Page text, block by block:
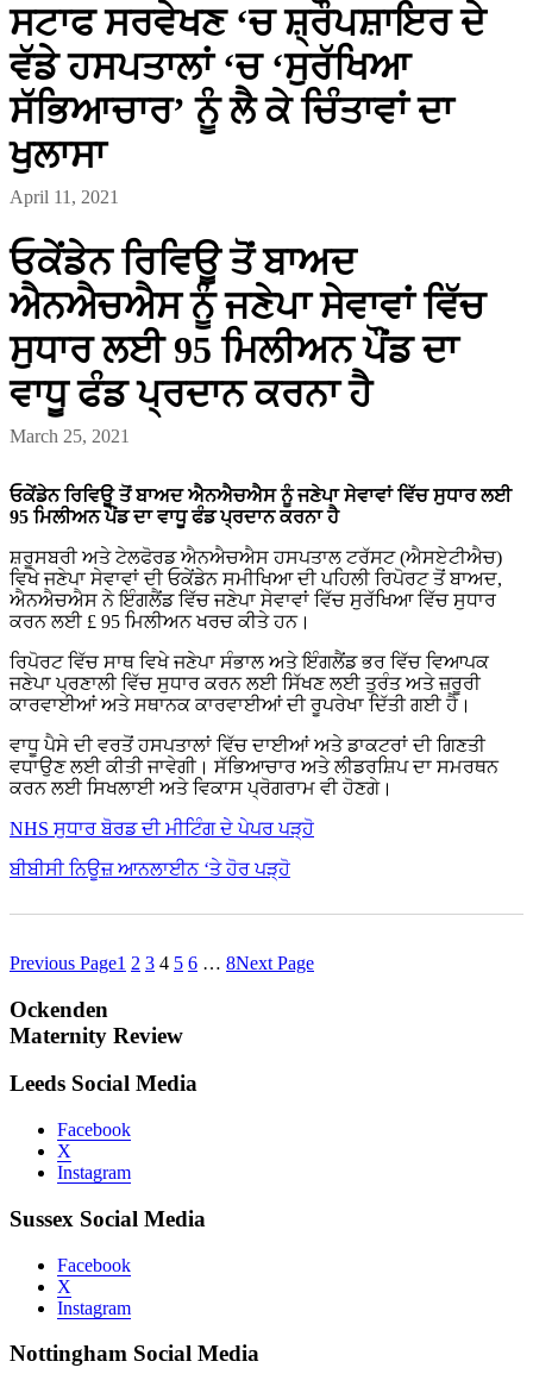
ਸਟਾਫ ਸਰਵੇਖਣ ‘ਚ ਸ਼੍ਰੌਪਸ਼ਾਇਰ ਦੇ
ਵੱਡੇ ਹਸਪਤਾਲਾਂ ‘ਚ ‘ਸੁਰੱਖਿਆ
ਸੱਭਿਆਚਾਰ’ ਨੂੰ ਲੈ ਕੇ ਚਿੰਤਾਵਾਂ ਦਾ
ਖੁਲਾਸਾ
April 11, 2021
ਓਕੇਂਡੇਨ ਰਿਵਿਊ ਤੋਂ ਬਾਅਦ
ਐਨਐਚਐਸ ਨੂੰ ਜਣੇਪਾ ਸੇਵਾਵਾਂ ਵਿੱਚ
ਸੁਧਾਰ ਲਈ 95 ਮਿਲੀਅਨ ਪੌਂਡ ਦਾ
ਵਾਧੂ ਫੰਡ ਪ੍ਰਦਾਨ ਕਰਨਾ ਹੈ
March 25, 2021
ਓਕੇਂਡੇਨ ਰਿਵਿਊ ਤੋਂ ਬਾਅਦ ਐਨਐਚਐਸ ਨੂੰ ਜਣੇਪਾ ਸੇਵਾਵਾਂ ਵਿੱਚ ਸੁਧਾਰ ਲਈ
95 ਮਿਲੀਅਨ ਪੌਂਡ ਦਾ ਵਾਧੂ ਫੰਡ ਪ੍ਰਦਾਨ ਕਰਨਾ ਹੈ
ਸ਼ਰੂਸਬਰੀ ਅਤੇ ਟੇਲਫੋਰਡ ਐਨਐਚਐਸ ਹਸਪਤਾਲ ਟਰੱਸਟ (ਐਸਏਟੀਐਚ)
ਵਿਖੇ ਜਣੇਪਾ ਸੇਵਾਵਾਂ ਦੀ ਓਕੇਂਡੇਨ ਸਮੀਖਿਆ ਦੀ ਪਹਿਲੀ ਰਿਪੋਰਟ ਤੋਂ ਬਾਅਦ,
ਐਨਐਚਐਸ ਨੇ ਇੰਗਲੈਂਡ ਵਿੱਚ ਜਣੇਪਾ ਸੇਵਾਵਾਂ ਵਿੱਚ ਸੁਰੱਖਿਆ ਵਿੱਚ ਸੁਧਾਰ
ਕਰਨ ਲਈ £ 95 ਮਿਲੀਅਨ ਖਰਚ ਕੀਤੇ ਹਨ।
ਰਿਪੋਰਟ ਵਿੱਚ ਸਾਥ ਵਿਖੇ ਜਣੇਪਾ ਸੰਭਾਲ ਅਤੇ ਇੰਗਲੈਂਡ ਭਰ ਵਿੱਚ ਵਿਆਪਕ
ਜਣੇਪਾ ਪ੍ਰਣਾਲੀ ਵਿੱਚ ਸੁਧਾਰ ਕਰਨ ਲਈ ਸਿੱਖਣ ਲਈ ਤੁਰੰਤ ਅਤੇ ਜ਼ਰੂਰੀ
ਕਾਰਵਾਈਆਂ ਅਤੇ ਸਥਾਨਕ ਕਾਰਵਾਈਆਂ ਦੀ ਰੂਪਰੇਖਾ ਦਿੱਤੀ ਗਈ ਹੈ।
ਵਾਧੂ ਪੈਸੇ ਦੀ ਵਰਤੋਂ ਹਸਪਤਾਲਾਂ ਵਿੱਚ ਦਾਈਆਂ ਅਤੇ ਡਾਕਟਰਾਂ ਦੀ ਗਿਣਤੀ
ਵਧਾਉਣ ਲਈ ਕੀਤੀ ਜਾਵੇਗੀ। ਸੱਭਿਆਚਾਰ ਅਤੇ ਲੀਡਰਸ਼ਿਪ ਦਾ ਸਮਰਥਨ
ਕਰਨ ਲਈ ਸਿਖਲਾਈ ਅਤੇ ਵਿਕਾਸ ਪ੍ਰੋਗਰਾਮ ਵੀ ਹੋਣਗੇ।
NHS ਸੁਧਾਰ ਬੋਰਡ ਦੀ ਮੀਟਿੰਗ ਦੇ ਪੇਪਰ ਪੜ੍ਹੋ
ਬੀਬੀਸੀ ਨਿਊਜ਼ ਆਨਲਾਈਨ ‘ਤੇ ਹੋਰ ਪੜ੍ਹੋ
Previous Page1 2 3 4 5 6 … 8Next Page
Ockenden
Maternity Review
Leeds Social Media
Facebook
X
Instagram
Sussex Social Media
Facebook
X
Instagram
Nottingham Social Media